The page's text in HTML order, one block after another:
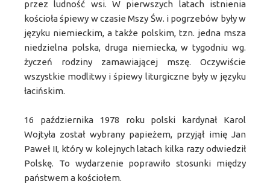
przez ludność wsi. W pierwszych latach istnienia
kościoła śpiewy w czasie Mszy Św. i pogrzebów były w
języku niemieckim, a także polskim, tzn. jedna msza
niedzielna polska, druga niemiecka, w tygodniu wg.
życzeń rodziny zamawiającej mszę. Oczywiście
wszystkie modlitwy i śpiewy liturgiczne były w języku
łacińskim.
16 października 1978 roku polski kardynał Karol
Wojtyła został wybrany papieżem, przyjął imię Jan
Paweł II, który w kolejnych latach kilka razy odwiedził
Polskę. To wydarzenie poprawiło stosunki między
państwem a kościołem.